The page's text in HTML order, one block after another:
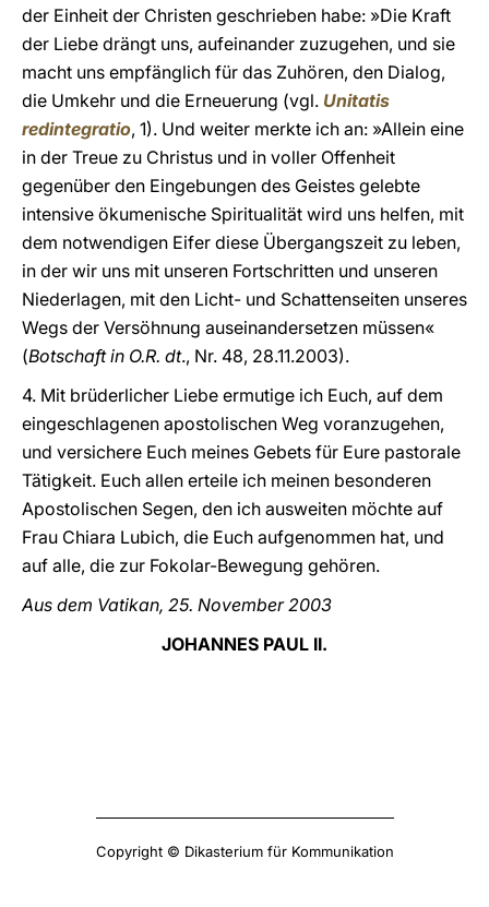
der Einheit der Christen geschrieben habe: »Die Kraft
der Liebe drängt uns, aufeinander zuzugehen, und sie
macht uns empfänglich für das Zuhören, den Dialog,
die Umkehr und die Erneuerung (vgl. Unitatis
redintegratio, 1). Und weiter merkte ich an: »Allein eine
in der Treue zu Christus und in voller Offenheit
gegenüber den Eingebungen des Geistes gelebte
intensive ökumenische Spiritualität wird uns helfen, mit
dem notwendigen Eifer diese Übergangszeit zu leben,
in der wir uns mit unseren Fortschritten und unseren
Niederlagen, mit den Licht- und Schattenseiten unseres
Wegs der Versöhnung auseinandersetzen müssen«
(Botschaft in O.R. dt., Nr. 48, 28.11.2003).
4. Mit brüderlicher Liebe ermutige ich Euch, auf dem
eingeschlagenen apostolischen Weg voranzugehen,
und versichere Euch meines Gebets für Eure pastorale
Tätigkeit. Euch allen erteile ich meinen besonderen
Apostolischen Segen, den ich ausweiten möchte auf
Frau Chiara Lubich, die Euch aufgenommen hat, und
auf alle, die zur Fokolar-Bewegung gehören.
Aus dem Vatikan, 25. November 2003
JOHANNES PAUL II.
Copyright © Dikasterium für Kommunikation